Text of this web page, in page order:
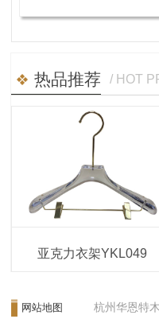
热品推荐 / HOT
亚克力衣架YKL049
网站地图 杭州华恩特